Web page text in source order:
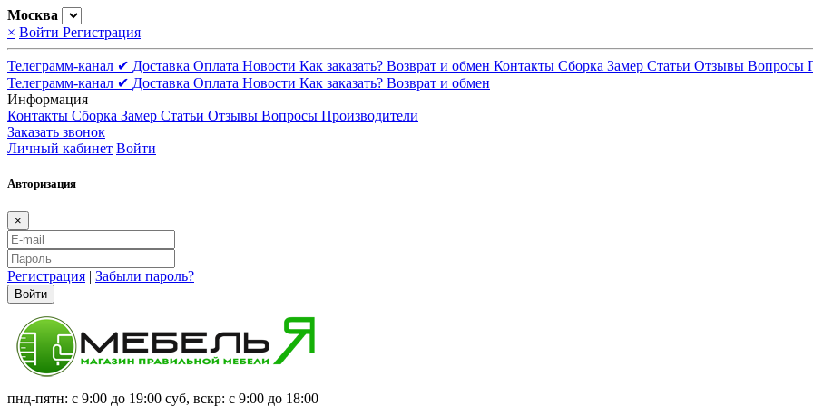
Москва
× Войти Регистрация
Телеграмм-канал ✔ Доставка Оплата Новости Как заказать? Возврат и обмен Контакты Сборка Замер Статьи Отзывы Вопросы
Телеграмм-канал ✔ Доставка Оплата Новости Как заказать? Возврат и обмен
Информация
Контакты Сборка Замер Статьи Отзывы Вопросы Производители
Заказать звонок
Личный кабинет Войти
Авторизация
×
Регистрация | Забыли пароль?
Войти
пнд-пятн: с 9:00 до 19:00 суб, вскр: с 9:00 до 18:00